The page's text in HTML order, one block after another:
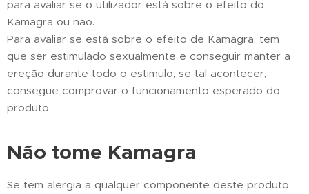
para avaliar se o utilizador está sobre o efeito do
Kamagra ou não.
Para avaliar se está sobre o efeito de Kamagra, tem
que ser estimulado sexualmente e conseguir manter a
ereção durante todo o estimulo, se tal acontecer,
consegue comprovar o funcionamento esperado do
produto.
Não tome Kamagra
Se tem alergia a qualquer componente deste produto